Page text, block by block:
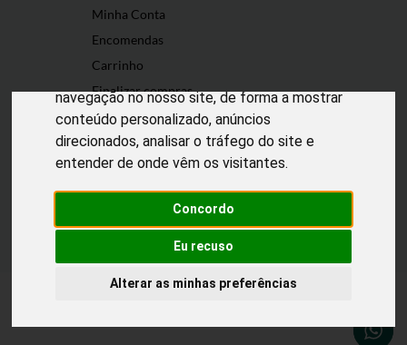
O nosso site usa cookies
medição para melhorar a sua experiência de
navegação no nosso site, de forma a mostrar
conteúdo personalizado, anúncios
direcionados, analisar o tráfego do site e
entender de onde vêm os visitantes.
Concordo
Eu recuso
Alterar as minhas preferências
Minha Conta
Encomendas
Carrinho
Finalizar compras
Desenvolvido porPuxe Negócios
@2022 Incomedicura. Todos os direitos
reservados.